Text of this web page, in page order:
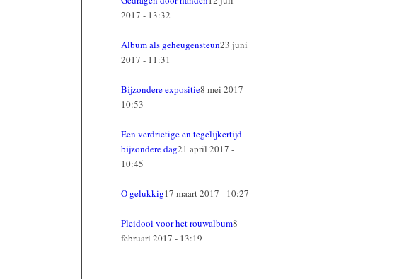
2017 - 13:32
Album als geheugensteun23 juni
2017 - 11:31
Bijzondere expositie8 mei 2017 -
10:53
Een verdrietige en tegelijkertijd
bijzondere dag21 april 2017 -
10:45
O gelukkig17 maart 2017 - 10:27
Pleidooi voor het rouwalbum8
februari 2017 - 13:19